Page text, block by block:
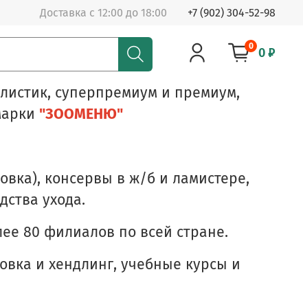
Доставка с 12:00 до 18:00 +7 (902) 304-52-98
0 0 ₽
суперпремиум и премиум,
"ЗООМЕНЮ"
консервы в ж/б и ламистере,
ухода.
80 филиалов по всей стране.
и хендлинг, учебные курсы и